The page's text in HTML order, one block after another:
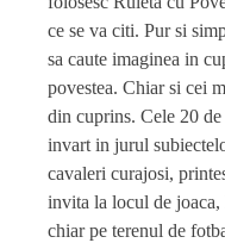
ce se va citi. Pur si
sa caute imaginea in
povestea. Chiar si cei
din cuprins. Cele 20
invart in jurul
cavaleri curajosi,
invita la locul de
chiar pe terenul de